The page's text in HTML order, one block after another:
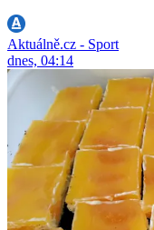
Aktuálně.cz - Sport
dnes, 04:14